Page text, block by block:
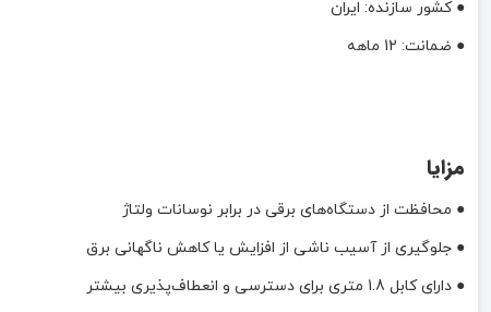
● کشور سازنده: ایران
● ضمانت: 12 ماهه
مزایا
● محافظت از دستگاه‌های برقی در برابر نوسانات ولتاژ
● جلوگیری از آسیب ناشی از افزایش یا کاهش ناگهانی برق
● دارای کابل 1.8 متری برای دسترسی و انعطاف‌پذیری بیشتر